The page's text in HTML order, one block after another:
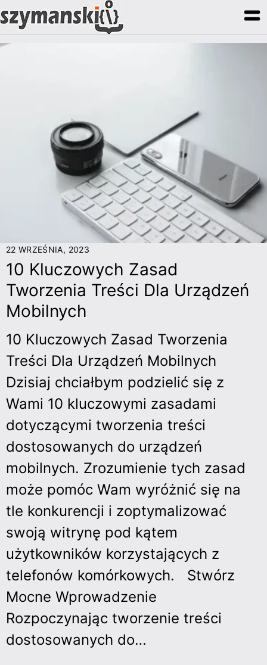
techniki pozycjonowania
22 WRZEŚNIA, 2023
10 Kluczowych Zasad
Tworzenia Treści Dla Urządzeń
Mobilnych
10 Kluczowych Zasad Tworzenia
Treści Dla Urządzeń Mobilnych
Dzisiaj chciałbym podzielić się z
Wami 10 kluczowymi zasadami
dotyczącymi tworzenia treści
dostosowanych do urządzeń
mobilnych. Zrozumienie tych zasad
może pomóc Wam wyróżnić się na
tle konkurencji i zoptymalizować
swoją witrynę pod kątem
użytkowników korzystających z
telefonów komórkowych. Stwórz
Mocne Wprowadzenie
Rozpoczynając tworzenie treści
dostosowanych do…